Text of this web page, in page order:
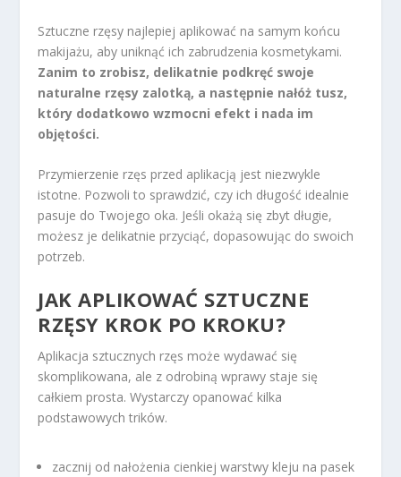
Sztuczne rzęsy najlepiej aplikować na samym końcu
makijażu, aby uniknąć ich zabrudzenia kosmetykami.
Zanim to zrobisz, delikatnie podkręć swoje
naturalne rzęsy zalotką, a następnie nałóż tusz,
który dodatkowo wzmocni efekt i nada im
objętości.
Przymierzenie rzęs przed aplikacją jest niezwykle
istotne. Pozwoli to sprawdzić, czy ich długość idealnie
pasuje do Twojego oka. Jeśli okażą się zbyt długie,
możesz je delikatnie przyciąć, dopasowując do swoich
potrzeb.
JAK APLIKOWAĆ SZTUCZNE
RZĘSY KROK PO KROKU?
Aplikacja sztucznych rzęs może wydawać się
skomplikowana, ale z odrobiną wprawy staje się
całkiem prosta. Wystarczy opanować kilka
podstawowych trików.
zacznij od nałożenia cienkiej warstwy kleju na pasek